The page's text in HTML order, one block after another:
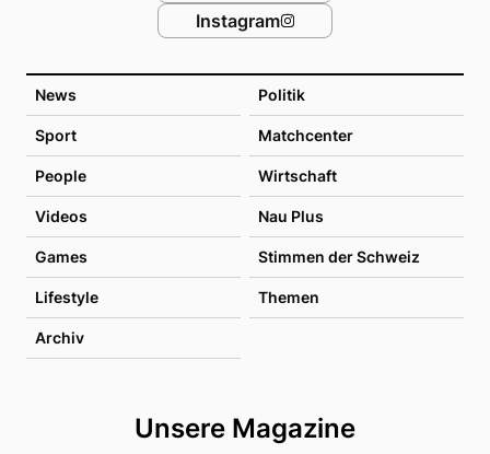
News Politik
Sport Matchcenter
People Wirtschaft
Videos Nau Plus
Games Stimmen der Schweiz
Lifestyle Themen
Archiv
Unsere Magazine
Instagram